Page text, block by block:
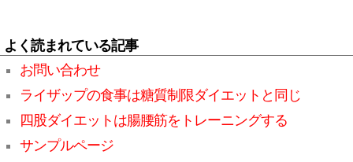
よく読まれている記事
お問い合わせ
ライザップの食事は糖質制限ダイエットと同じ
四股ダイエットは腸腰筋をトレーニングする
サンプルページ